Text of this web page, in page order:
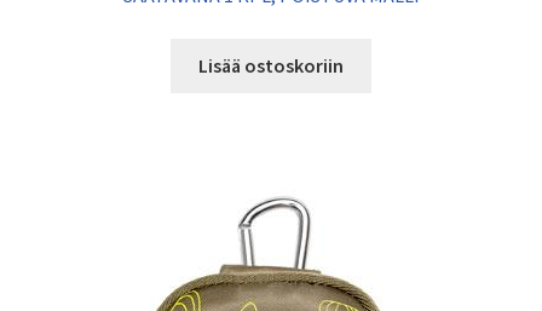
Lisää ostoskoriin